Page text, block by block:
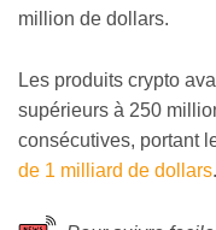
million de dollars.
Les produits crypto
supérieurs à 250
consécutives, portant
de 1 milliard de dollars.